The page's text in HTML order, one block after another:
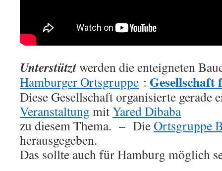
Unterstütztwerden die enteigneten
Hamburger Ortsgruppe :
Diese Gesellschaft organisierte gerade
Veranstaltung mitYared Dibaba
zu diesem Thema. – DieOrtsgruppe
herausgegeben.
Das sollte auch für Hamburg möglich